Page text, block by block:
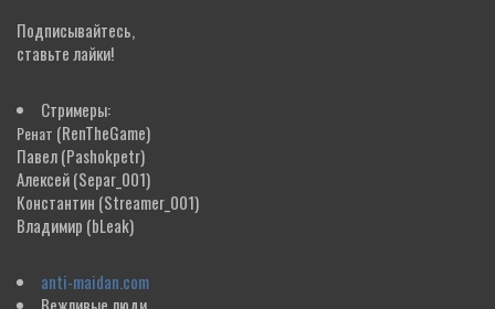
Подписывайтесь,
ставьте лайки!
Стримеры:
Ренат (RenTheGame)
Павел(Pashokpetr)
Алексей(Separ_001)
Константин (Streamer_001)
Владимир (bLeak)
anti-maidan.com